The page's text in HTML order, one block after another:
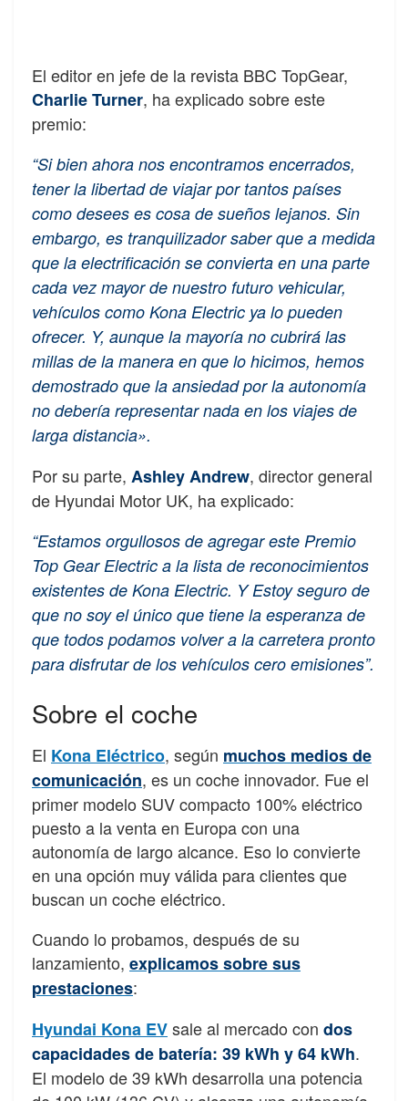
El editor en jefe de la revista BBC TopGear,
Charlie Turner, ha explicado sobre este
premio:
“Si bien ahora nos encontramos encerrados,
tener la libertad de viajar por tantos países
como desees es cosa de sueños lejanos. Sin
embargo, es tranquilizador saber que a medida
que la electrificación se convierta en una parte
cada vez mayor de nuestro futuro vehicular,
vehículos como Kona Electric ya lo pueden
ofrecer. Y, aunque la mayoría no cubrirá las
millas de la manera en que lo hicimos, hemos
demostrado que la ansiedad por la autonomía
no debería representar nada en los viajes de
larga distancia».
Por su parte, Ashley Andrew, director general
de Hyundai Motor UK, ha explicado:
“Estamos orgullosos de agregar este Premio
Top Gear Electric a la lista de reconocimientos
existentes de Kona Electric. Y Estoy seguro de
que no soy el único que tiene la esperanza de
que todos podamos volver a la carretera pronto
para disfrutar de los vehículos cero emisiones”.
Sobre el coche
El Kona Eléctrico, según muchos medios de
comunicación, es un coche innovador. Fue el
primer modelo SUV compacto 100% eléctrico
puesto a la venta en Europa con una
autonomía de largo alcance. Eso lo convierte
en una opción muy válida para clientes que
buscan un coche eléctrico.
Cuando lo probamos, después de su
lanzamiento, explicamos sobre sus
prestaciones:
Hyundai Kona EVsale al mercado con dos
capacidades de batería: 39 kWh y 64 kWh.
El modelo de 39 kWh desarrolla una potencia